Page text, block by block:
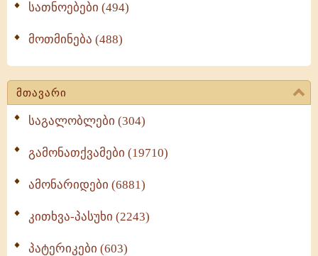
სათნოებები (494)
მოთმინება (488)
მთავარი
საგალობლები (304)
გამონათქვამები (19710)
ამონარიდები (6881)
კითხვა-პასუხი (2243)
პატერიკები (603)